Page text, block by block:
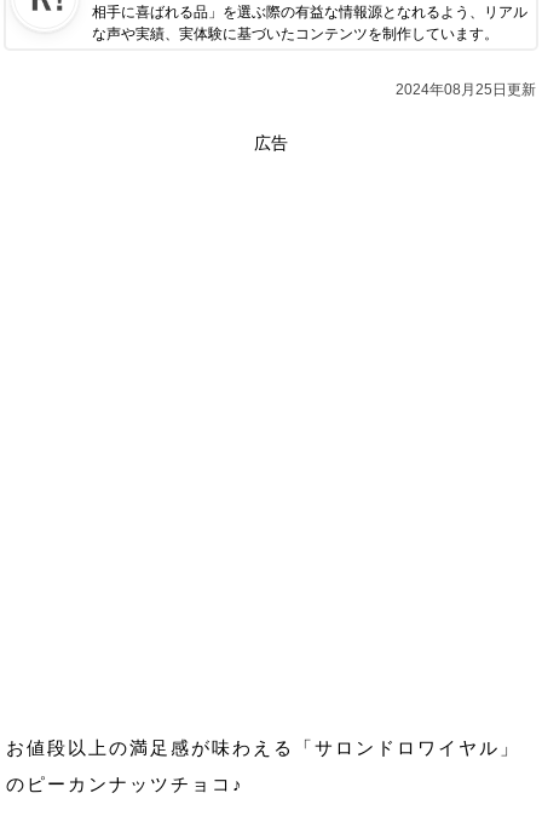
相手に喜ばれる品」を選ぶ際の有益な情報源となれるよう、リアル
な声や実績、実体験に基づいたコンテンツを制作しています。
2024年08月25日更新
広告
お値段以上の満足感が味わえる「サロンドロワイヤル」
のピーカンナッツチョコ♪